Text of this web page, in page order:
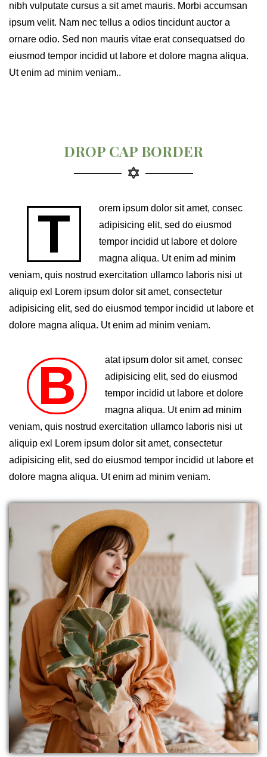
nibh vulputate cursus a sit amet mauris. Morbi accumsan
ipsum velit. Nam nec tellus a odios tincidunt auctor a
ornare odio. Sed non mauris vitae erat consequatsed do
eiusmod tempor incidid ut labore et dolore magna aliqua.
Ut enim ad minim veniam..
DROP CAP BORDER
Torem ipsum dolor sit amet, consec
adipisicing elit, sed do eiusmod
tempor incidid ut labore et dolore
magna aliqua. Ut enim ad minim
veniam, quis nostrud exercitation ullamco laboris nisi ut
aliquip exl Lorem ipsum dolor sit amet, consectetur
adipisicing elit, sed do eiusmod tempor incidid ut labore et
dolore magna aliqua. Ut enim ad minim veniam.
Batat ipsum dolor sit amet, consec
adipisicing elit, sed do eiusmod
tempor incidid ut labore et dolore
magna aliqua. Ut enim ad minim
veniam, quis nostrud exercitation ullamco laboris nisi ut
aliquip exl Lorem ipsum dolor sit amet, consectetur
adipisicing elit, sed do eiusmod tempor incidid ut labore et
dolore magna aliqua. Ut enim ad minim veniam.